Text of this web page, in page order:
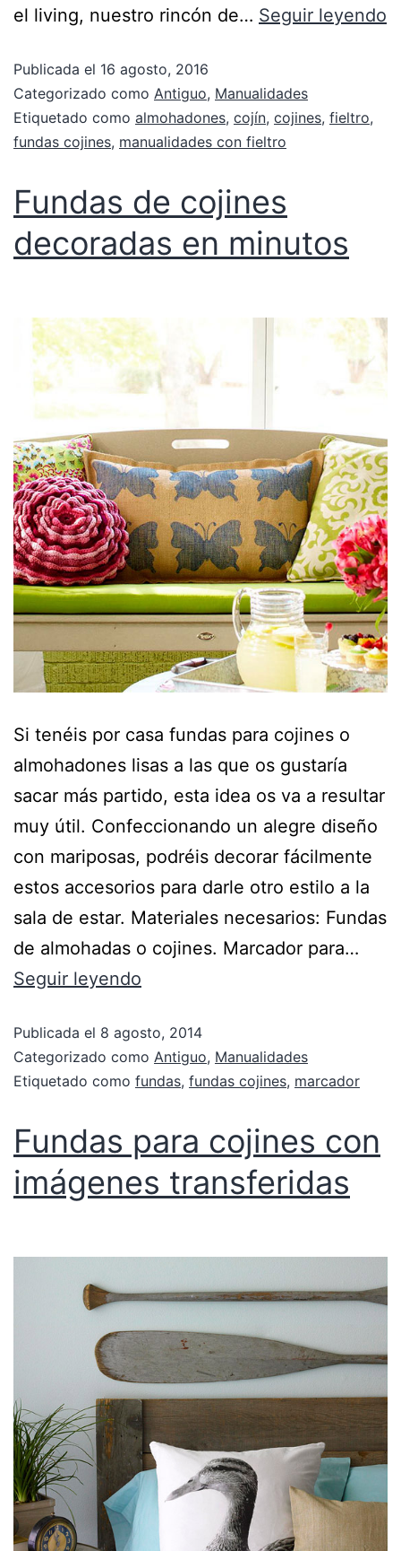
el living, nuestro rincón de… Seguir leyendo
Publicada el 16 agosto, 2016
Categorizado como Antiguo, Manualidades
Etiquetado como almohadones, cojín, cojines, fieltro,
fundas cojines, manualidades con fieltro
Fundas de cojines
decoradas en minutos
Si tenéis por casa fundas para cojines o
almohadones lisas a las que os gustaría
sacar más partido, esta idea os va a resultar
muy útil. Confeccionando un alegre diseño
con mariposas, podréis decorar fácilmente
estos accesorios para darle otro estilo a la
sala de estar. Materiales necesarios: Fundas
de almohadas o cojines. Marcador para…
Seguir leyendo
Publicada el 8 agosto, 2014
Categorizado como Antiguo, Manualidades
Etiquetado como fundas, fundas cojines, marcador
Fundas para cojines con
imágenes transferidas